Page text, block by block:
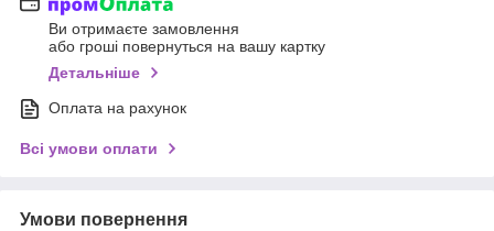
Ви отримаєте замовлення
або гроші повернуться на вашу картку
Детальніше
Оплата на рахунок
Всі умови оплати
Умови повернення